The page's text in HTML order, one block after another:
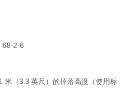
68-2-6
米（3.3 英尺）的掉落高度（使用标